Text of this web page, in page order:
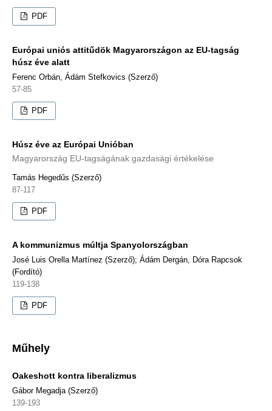
PDF
Európai uniós attitűdök Magyarországon az EU-tagság
húsz éve alatt
Ferenc Orbán, Ádám Stefkovics (Szerző)
57-85
PDF
Húsz éve az Európai Unióban
Magyarország EU-tagságának gazdasági értékelése
Tamás Hegedűs (Szerző)
87-117
PDF
A kommunizmus múltja Spanyolországban
José Luis Orella Martínez (Szerző); Ádám Dergán, Dóra Rapcsok
(Fordító)
119-138
PDF
Műhely
Oakeshott kontra liberalizmus
Gábor Megadja (Szerző)
139-193